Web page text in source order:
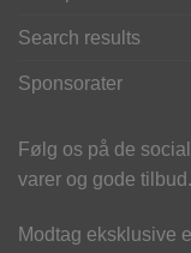
Search results
Sponsorater
Følg os på de
varer og gode tilbud.
Modtag eksklusive